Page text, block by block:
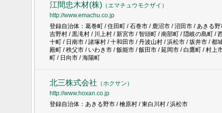
江間忠木材(株)（エマチュウモクザイ ）
http://www.emachu.co.jp
登録自治体：葛巻町 / 住田町 / 石巻市 / 鹿沼市 / 沼田市 / あきる
吉野村 / 黒滝村 / 川上村 / 新宮市 / 智頭町 / 南部町 / 隠岐の島町 /
十町 / 日南市 / 諸塚村 / 十和田市 / 丹波山村 / 浜松市 / 坂井市 /
殿町 / 秩父市 / いわき市 / 飯能市 / 飯田市 / 延岡市 / 白鷹町 / 村
町 / 日向市 / 海陽町
北三株式会社 （ホクサン ）
http://www.hoxan.co.jp
登録自治体：あきる野市 / 檜原村 / 東白川村 / 浜松市